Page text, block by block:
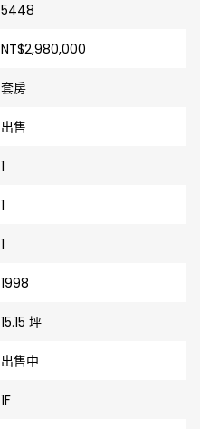
5448
NT$2,980,000
套房
出售
1
1
1
1998
15.15 坪
出售中
1F